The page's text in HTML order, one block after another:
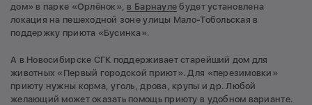
дом» в парке «Орлёнок», в Барнауле будет установлена
локация на пешеходной зоне улицы Мало-Тобольская в
поддержку приюта «Бусинка».
А в Новосибирске СГК поддерживает старейший дом для
животных «Первый городской приют». Для «перезимовки»
приюту нужны корма, уголь, дрова, крупы и др. Любой
желающий может оказать помощь приюту в удобном варианте.